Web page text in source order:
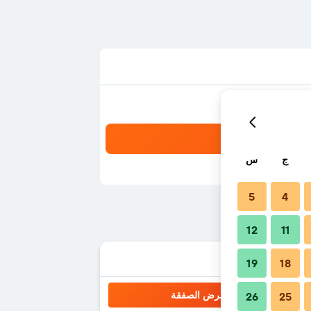
عرض الصفقة
ج س
4
5
11
12
18
19
25
26